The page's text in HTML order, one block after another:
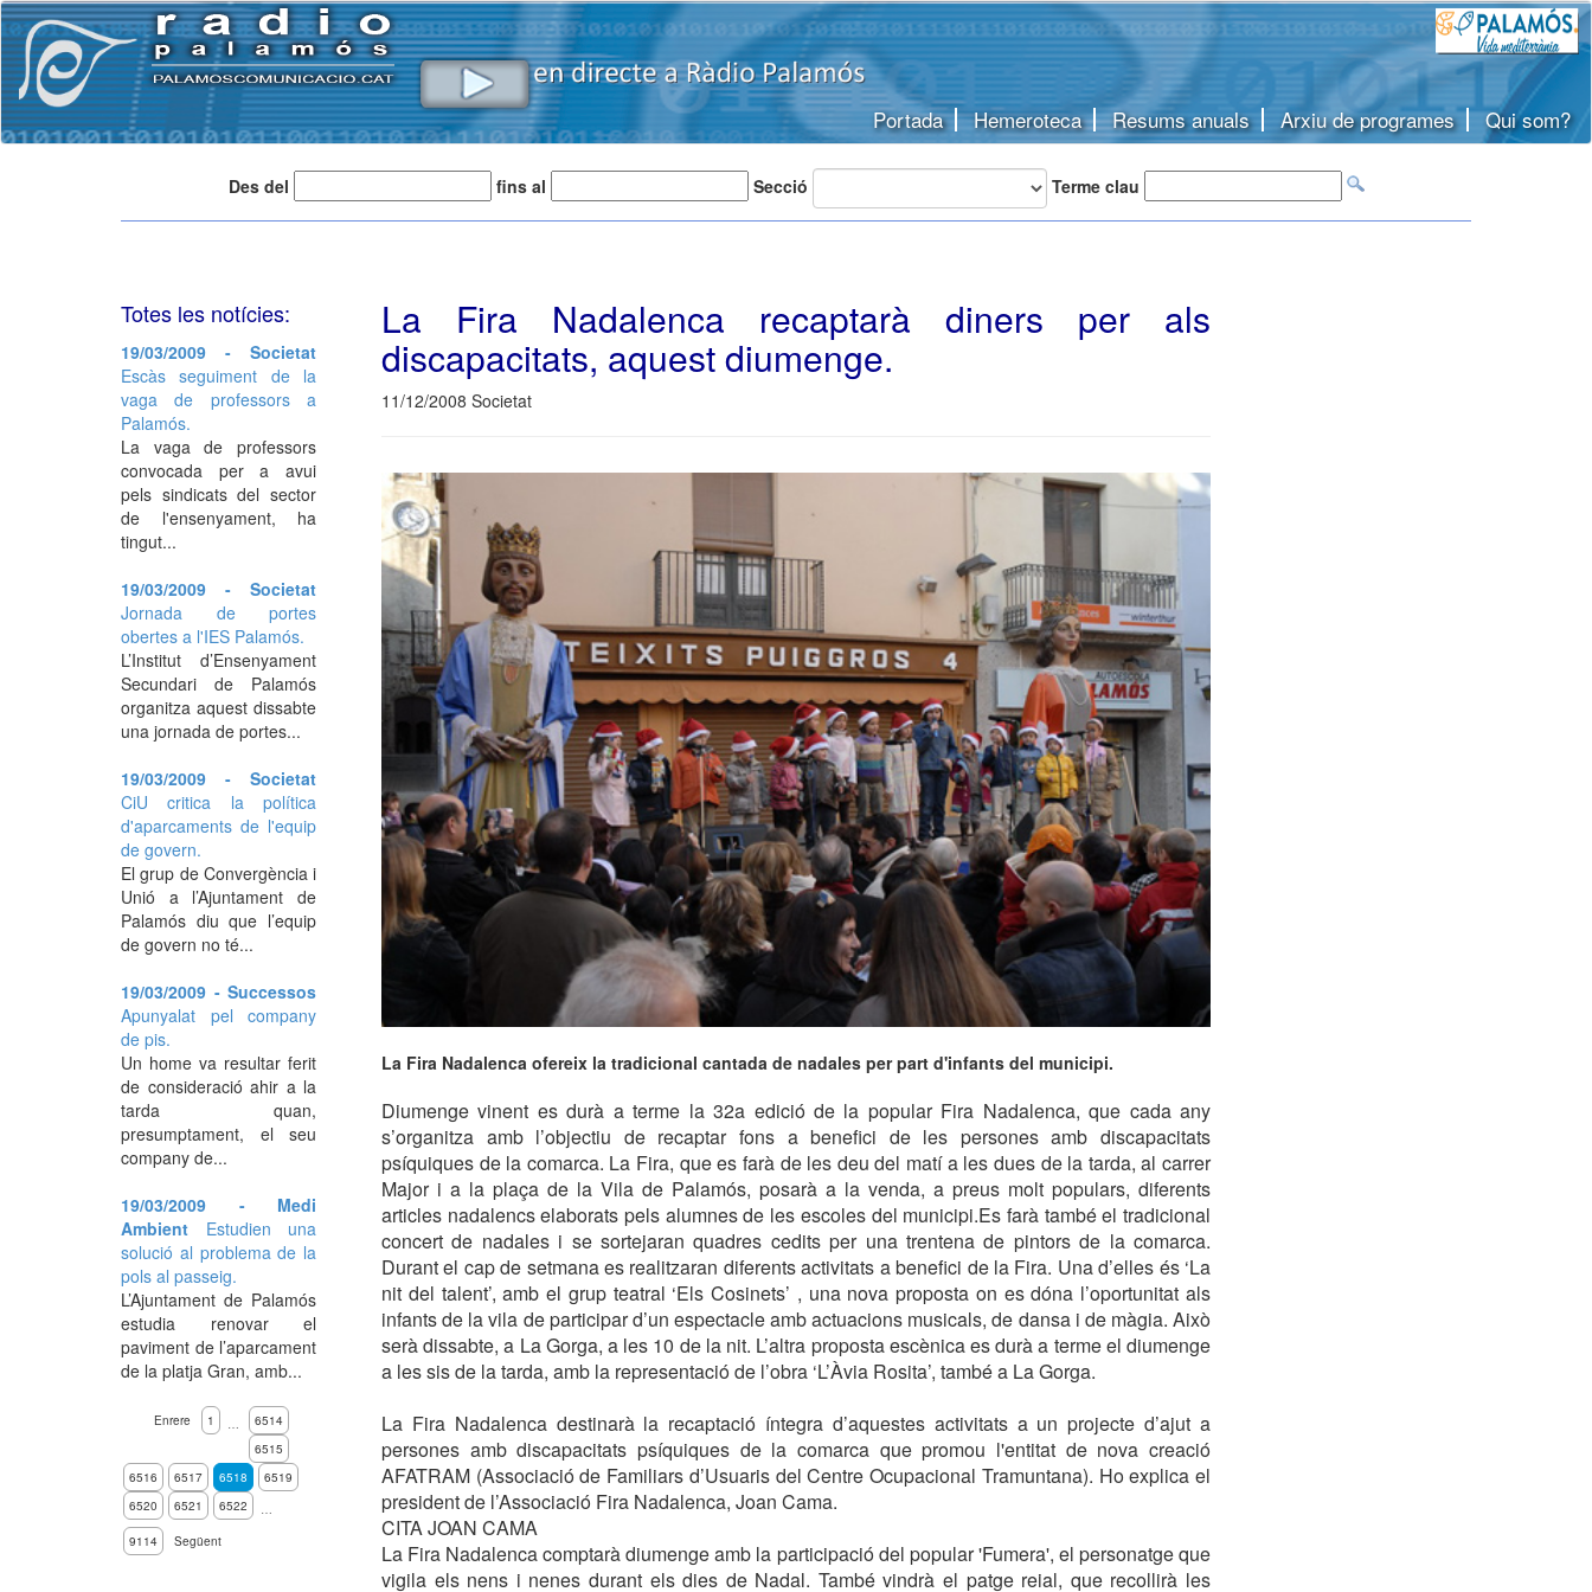
Portada Hemeroteca Resums anuals Arxiu de programes Qui som?
Des del fins al Secció Terme clau
La Fira Nadalenca recaptarà diners per als
discapacitats, aquest diumenge.
11/12/2008 Societat
La Fira Nadalenca ofereix la tradicional cantada de nadales per part d'infants del municipi.
Diumenge vinent es durà a terme la 32a edició de la popular Fira Nadalenca, que cada any
s’organitza amb l’objectiu de recaptar fons a benefici de les persones amb discapacitats
psíquiques de la comarca. La Fira, que es farà de les deu del matí a les dues de la tarda, al carrer
Major i a la plaça de la Vila de Palamós, posarà a la venda, a preus molt populars, diferents
articles nadalencs elaborats pels alumnes de les escoles del municipi.Es farà també el tradicional
concert de nadales i se sortejaran quadres cedits per una trentena de pintors de la comarca.
Durant el cap de setmana es realitzaran diferents activitats a benefici de la Fira. Una d’elles és ‘La
nit del talent’, amb el grup teatral ‘Els Cosinets’ , una nova proposta on es dóna l’oportunitat als
infants de la vila de participar d’un espectacle amb actuacions musicals, de dansa i de màgia. Això
serà dissabte, a La Gorga, a les 10 de la nit. L’altra proposta escènica es durà a terme el diumenge
a les sis de la tarda, amb la representació de l’obra ‘L’Àvia Rosita’, també a La Gorga.
La Fira Nadalenca destinarà la recaptació íntegra d’aquestes activitats a un projecte d’ajut a
persones amb discapacitats psíquiques de la comarca que promou l'entitat de nova creació
AFATRAM (Associació de Familiars d’Usuaris del Centre Ocupacional Tramuntana). Ho explica el
president de l’Associació Fira Nadalenca, Joan Cama.
CITA JOAN CAMA
La Fira Nadalenca comptarà diumenge amb la participació del popular 'Fumera', el personatge que
vigila els nens i nenes durant els dies de Nadal. També vindrà el patge reial, que recollirà les
Totes les notícies:
19/03/2009 - Societat
Escàs seguiment de la
vaga de professors a
Palamós.
La vaga de professors
convocada per a avui
pels sindicats del sector
de l'ensenyament, ha
tingut...
19/03/2009 - Societat
Jornada de portes
obertes a l'IES Palamós.
L’Institut d’Ensenyament
Secundari de Palamós
organitza aquest dissabte
una jornada de portes...
19/03/2009 - Societat
CiU critica la política
d'aparcaments de l'equip
de govern.
El grup de Convergència i
Unió a l’Ajuntament de
Palamós diu que l’equip
de govern no té...
19/03/2009 - Successos
Apunyalat pel company
de pis.
Un home va resultar ferit
de consideració ahir a la
tarda quan,
presumptament, el seu
company de...
19/03/2009 - Medi
Ambient Estudien una
solució al problema de la
pols al passeig.
L’Ajuntament de Palamós
estudia renovar el
paviment de l’aparcament
de la platja Gran, amb...
Enrere 1 …
6514
6515
6516
6517 6518
6519
6520
6521 6522
…
9114
Següent